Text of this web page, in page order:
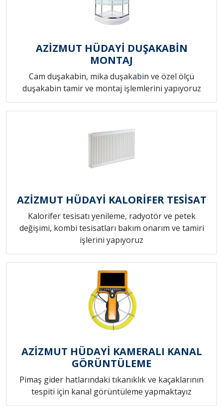
AZİZMUT HÜDAYİ DUŞAKABİN
MONTAJ
Cam duşakabin, mika duşakabin ve özel ölçü
duşakabin tamir ve montaj işlemlerini yapıyoruz
AZİZMUT HÜDAYİ KALORİFER TESİSAT
Kalorifer tesisatı yenileme, radyotör ve petek
değişimi, kombi tesisatları bakım onarım ve tamiri
işlerini yapıyoruz
AZİZMUT HÜDAYİ KAMERALI KANAL
GÖRÜNTÜLEME
Pimaş gider hatlarındaki tıkanıklık ve kaçaklarının
tespiti için kanal görüntüleme yapmaktayız